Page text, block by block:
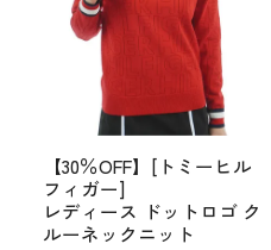
【30％OFF】[トミーヒル
フィガー]
レディース ドットロゴ ク
ルーネックニット